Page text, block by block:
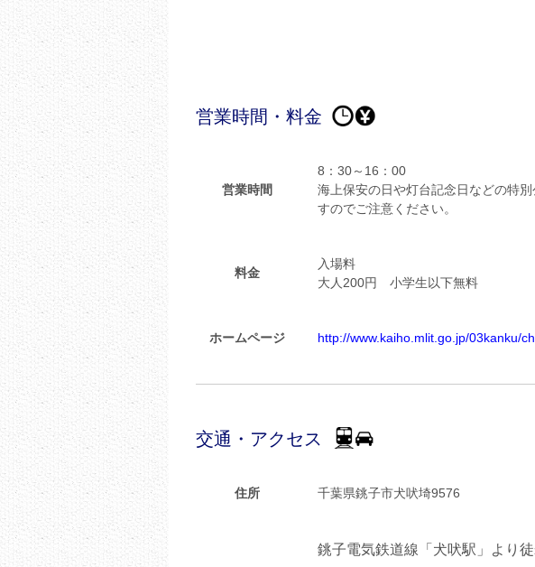
営業時間・料金
営業時間
8：30～16：00
海上保安の日や灯台記念日などの特
すのでご注意ください。
料金
入場料
大人200円 小学生以下無料
ホームページ http://www.kaiho.mlit.go.jp/03kanku/
交通・アクセス
住所 千葉県銚子市犬吠埼9576
銚子電気鉄道線「犬吠駅」より